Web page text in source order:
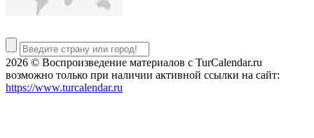
2026 © Воспроизведение материалов c TurCalendar.ru
возможно только при наличии активной ссылки на сайт:
https://www.turcalendar.ru